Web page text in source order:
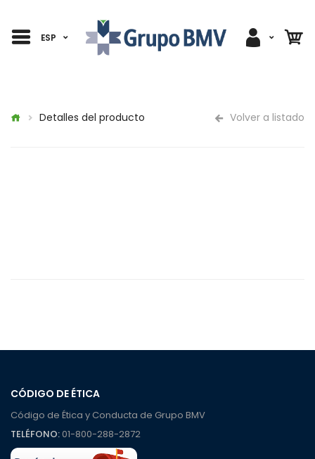
ESP
Detalles del producto Volver a listado
CÓDIGO DE ÉTICA
Código de Ética y Conducta de Grupo BMV
TELÉFONO:01-800-288-2872